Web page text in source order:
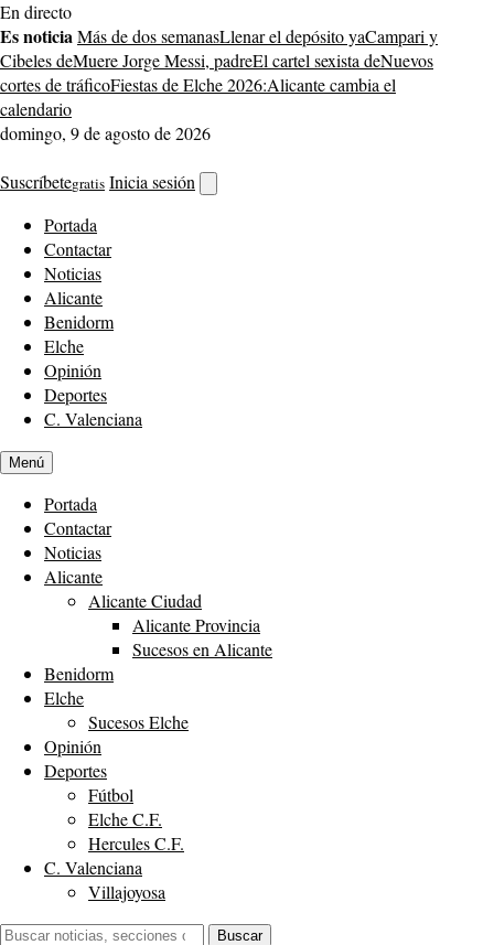
Saltar
al
contenido
En directo
Es noticiaMás de dos semanasLlenar el depósito yaCampari y
Cibeles deMuere Jorge Messi, padreEl cartel sexista deNuevos
cortes de tráficoFiestas de Elche 2026:Alicante cambia el
calendario
domingo, 9 de agosto de 2026
Suscríbetegratis Inicia sesión
buscador
Portada
Contactar
Noticias
Alicante
Benidorm
Elche
Opinión
Deportes
C. Valenciana
Menú
Portada
Contactar
Noticias
Alicante
Alicante Ciudad
Alicante Provincia
Sucesos en Alicante
Benidorm
Elche
Sucesos Elche
Opinión
Deportes
Fútbol
Elche C.F.
Hercules C.F.
C. Valenciana
Villajoyosa
Buscar:
Buscar